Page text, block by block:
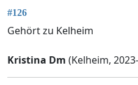
#126
Gehört zu Kelheim
Kristina Dm (Kelheim,